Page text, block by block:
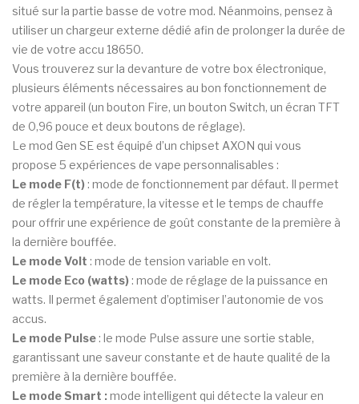
situé sur la partie basse de votre mod. Néanmoins, pensez à
utiliser un chargeur externe dédié afin de prolonger la durée de
vie de votre accu 18650.
Vous trouverez sur la devanture de votre box électronique,
plusieurs éléments nécessaires au bon fonctionnement de
votre appareil (un bouton Fire, un bouton Switch, un écran TFT
de 0,96 pouce et deux boutons de réglage).
Le mod Gen SE est équipé d’un chipset AXON qui vous
propose 5 expériences de vape personnalisables :
Le mode F(t) : mode de fonctionnement par défaut. Il permet
de régler la température, la vitesse et le temps de chauffe
pour offrir une expérience de goût constante de la première à
la dernière bouffée.
Le mode Volt : mode de tension variable en volt.
Le mode Eco (watts) : mode de réglage de la puissance en
watts. Il permet également d’optimiser l’autonomie de vos
accus.
Le mode Pulse: le mode Pulse assure une sortie stable,
garantissant une saveur constante et de haute qualité de la
première à la dernière bouffée.
Le mode Smart :mode intelligent qui détecte la valeur en